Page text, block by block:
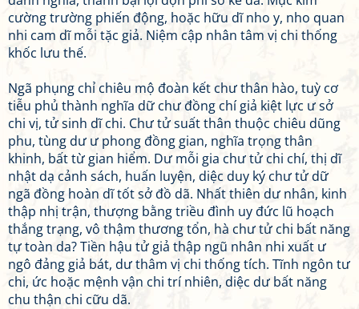
cường trường phiến động, hoặc hữu dĩ nho y, nho quan
nhi cam dĩ mỗi tặc giả. Niệm cập nhân tâm vị chi thống
khốc lưu thế.
Ngã phụng chỉ chiêu mộ đoàn kết chư thân hào, tuỳ cơ
tiễu phủ thành nghĩa dữ chư đồng chí giả kiệt lực ư sở
chi vị, tử sinh dĩ chi. Chư tử suất thân thuộc chiêu dũng
phu, tùng dư ư phong đồng gian, nghĩa trọng thân
khinh, bất từ gian hiểm. Dư mỗi gia chư tử chi chí, thị dĩ
nhật dạ cảnh sách, huấn luyện, diệc duy ký chư tử dữ
ngã đồng hoàn dĩ tốt sở đồ dã. Nhất thiên dư nhân, kinh
thập nhị trận, thượng bằng triều đình uy đức lũ hoạch
thắng trạng, vô thậm thương tổn, hà chư tử chi bất năng
tự toàn da? Tiền hậu tử giả thập ngũ nhân nhi xuất ư
ngô đảng giả bát, dư thâm vị chi thống tích. Tĩnh ngôn tư
chi, ức hoặc mệnh vận chi trí nhiên, diệc dư bất năng
chu thận chi cữu dã.